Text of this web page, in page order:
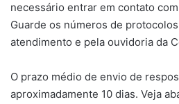
necessário entrar em contato
Guarde os números de
atendimento e pela ouvidoria da
O prazo médio de envio de
aproximadamente 10 dias. Veja